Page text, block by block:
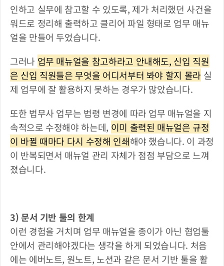
인하고 실무에 참고할 수 있도록, 제가 처리했던 사건을
워드로 정리해 출력하고 클리어 파일 형태로 업무 매뉴
얼을 만들어 두었습니다.
그러나 업무 매뉴얼을 참고하라고 안내해도, 신입 직원
은 신입 직원들은 무엇을 어디서부터 봐야 할지 몰라 실
제 업무에 잘 활용하지 못하는 경우가 많았습니다.
또한 법무사 업무는 법령 변경에 따라 업무 매뉴얼을 지
속적으로 수정해야 하는데, 이미 출력된 매뉴얼은 규정
이 바뀔 때마다 다시 수정해 인쇄해야 했습니다. 이 과정
이 반복되면서 매뉴얼 관리 자체가 점점 부담으로 느껴
졌습니다.
3) 문서 기반 툴의 한계
이런 경험을 거치며 업무 매뉴얼을 종이가 아닌 협업툴
안에서 관리해야겠다는 생각을 하게 되었습니다. 처음
에는 에버노트, 원노트, 노션과 같은 문서 기반 툴을 활